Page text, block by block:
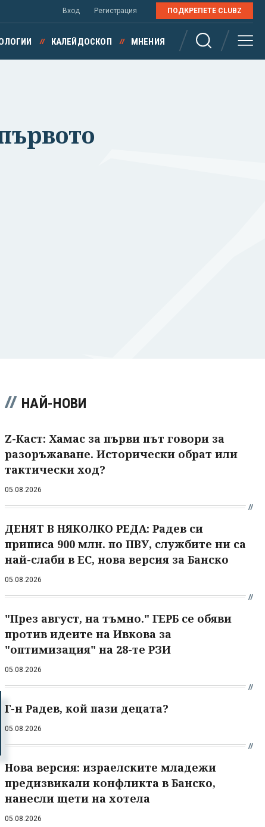
Вход Регистрация ПОДКРЕПЕТЕ CLUBZ
КАЛЕЙДОСКОП МНЕНИЯ
НАЙ-НОВИ
Z-Каст: Хамас за първи път говори за
разоръжаване. Исторически обрат или
тактически ход?
05.08.2026
ДЕНЯТ В НЯКОЛКО РЕДА: Радев си
приписа 900 млн. по ПВУ, службите ни са
най-слаби в ЕС, нова версия за Банско
05.08.2026
"През август, на тъмно." ГЕРБ се обяви
против идеите на Ивкова за
"оптимизация" на 28-те РЗИ
05.08.2026
Г-н Радев, кой пази децата?
05.08.2026
Нова версия: израелските младежи
предизвикали конфликта в Банско,
нанесли щети на хотела
05.08.2026